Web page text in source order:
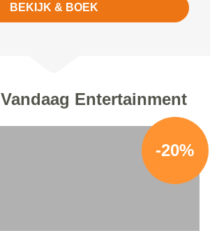
BEKIJK & BOEK
Entertainment
-20%